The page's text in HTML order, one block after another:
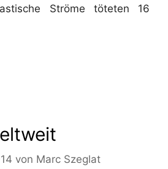
Ströme töteten 16
von Marc Szeglat